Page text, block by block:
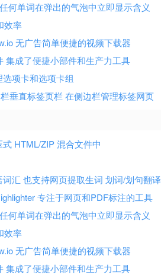
何单词在弹出的气泡中立即显示含义
效率
无广告简单便捷的视频下载器
集成了便捷小部件和生产力工具
项卡和选项卡组
垂直标签页栏 在侧边栏管理标签网页
HTML/ZIP 混合文件中
汇 也支持网页提取生词 划词/划句翻译
专注于网页和PDF标注的工具
何单词在弹出的气泡中立即显示含义
效率
无广告简单便捷的视频下载器
集成了便捷小部件和生产力工具